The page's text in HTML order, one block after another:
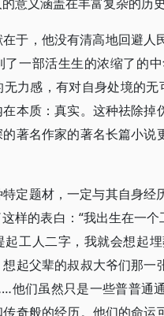
于，他没有清高地回避
了一部活生生的浓缩了的
无力感，有对自身处境的
本质：真实。这种祛除
著名作家的著名长篇小
定题材，一定与其自身
样的表白：“我出生在一
起工人二字，我就会想起
起父辈的叔叔大爷们那
他们虽然只是一些普普通
奇般的经历。他们的命